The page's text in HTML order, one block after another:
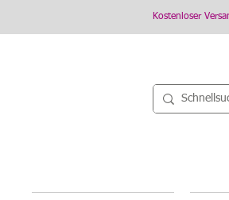
Kostenloser